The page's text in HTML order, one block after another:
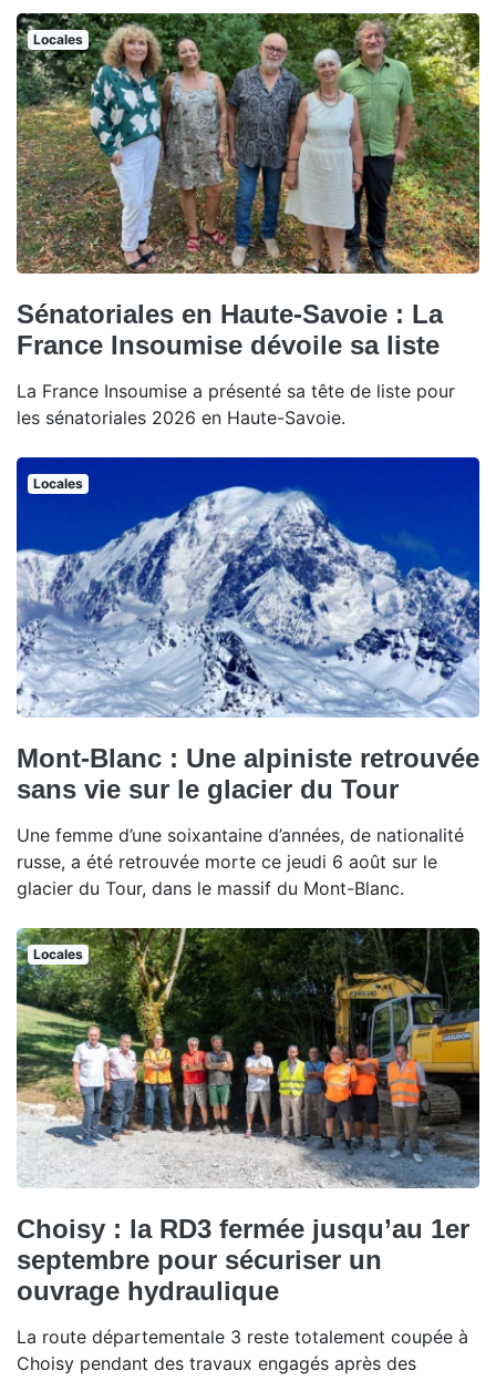
Locales
Sénatoriales en Haute-Savoie : La
France Insoumise dévoile sa liste
La France Insoumise a présenté sa tête de liste pour
les sénatoriales 2026 en Haute-Savoie.
Locales
Mont-Blanc : Une alpiniste retrouvée
sans vie sur le glacier du Tour
Une femme d’une soixantaine d’années, de nationalité
russe, a été retrouvée morte ce jeudi 6 août sur le
glacier du Tour, dans le massif du Mont-Blanc.
Locales
Choisy : la RD3 fermée jusqu’au 1er
septembre pour sécuriser un
ouvrage hydraulique
La route départementale 3 reste totalement coupée à
Choisy pendant des travaux engagés après des